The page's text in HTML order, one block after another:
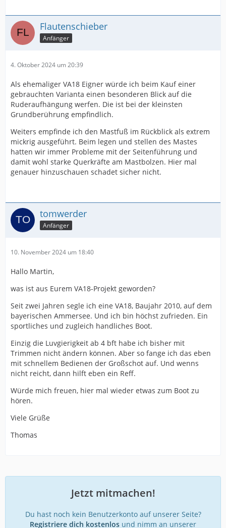
Flautenschieber
Anfänger
4. Oktober 2024 um 20:39
Als ehemaliger VA18 Eigner würde ich beim Kauf einer
gebrauchten Varianta einen besonderen Blick auf die
Ruderaufhängung werfen. Die ist bei der kleinsten
Grundberührung empfindlich.
Weiters empfinde ich den Mastfuß im Rückblick als extrem
mickrig ausgeführt. Beim legen und stellen des Mastes
hatten wir immer Probleme mit der Seitenführung und
damit wohl starke Querkräfte am Mastbolzen. Hier mal
genauer hinzuschauen schadet sicher nicht.
tomwerder
Anfänger
10. November 2024 um 18:40
Hallo Martin,
was ist aus Eurem VA18-Projekt geworden?
Seit zwei Jahren segle ich eine VA18, Baujahr 2010, auf dem
bayerischen Ammersee. Und ich bin höchst zufrieden. Ein
sportliches und zugleich handliches Boot.
Einzig die Luvgierigkeit ab 4 bft habe ich bisher mit
Trimmen nicht ändern können. Aber so fange ich das eben
mit schnellem Bedienen der Großschot auf. Und wenns
nicht reicht, dann hilft eben ein Reff.
Würde mich freuen, hier mal wieder etwas zum Boot zu
hören.
Viele Grüße
Thomas
Jetzt mitmachen!
Du hast noch kein Benutzerkonto auf unserer Seite?
Registriere dich kostenlos und nimm an unserer